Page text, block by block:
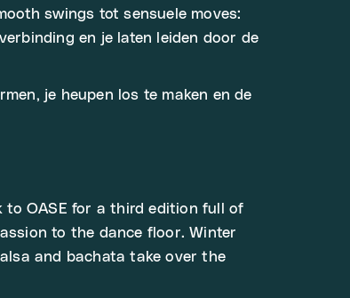
swings tot sensuele moves:
en je laten leiden door de
je heupen los te maken en de
to OASE for a third edition full of
to the dance floor. Winter
and bachata take over the